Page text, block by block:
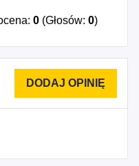
0 (Głosów: 0)